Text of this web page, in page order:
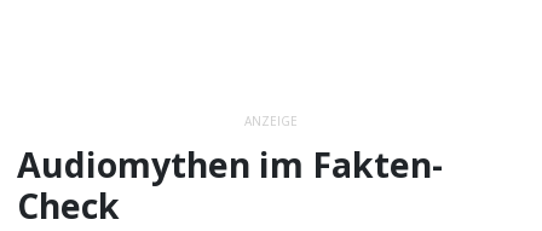
ANZEIGE
Audiomythen im Fakten-
Check